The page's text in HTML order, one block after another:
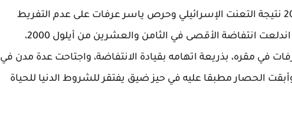
وبعد فشل مفاوضات كامب ديفيد في 2000 نتيجة التعنت الإسرائيلي وحرص ياسر عرفات على عدم التفريط
بالحقوق الفلسطينية والمساس بثوابتها، اندلعت انتفاضة الأقصى في الثامن والعشرين من أيلول 2000،
في مقره، بذريعة اتهامه بقيادة الانتفاضة، واجتاحت عدة مدن في
الحصار مطبقا عليه في حيز ضيق يفتقر للشروط الدنيا للحياة